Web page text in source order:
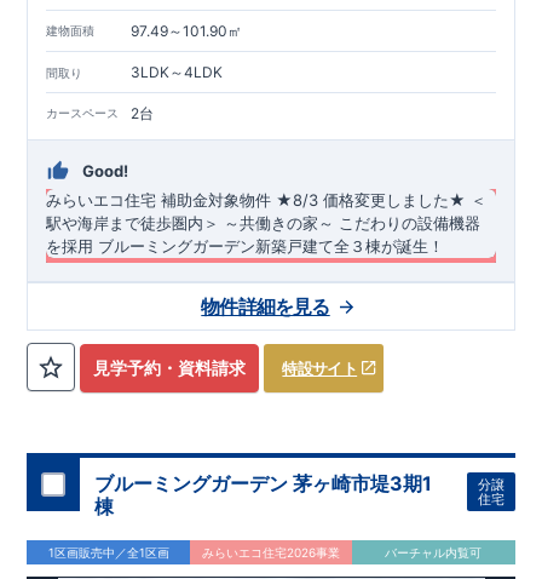
建物面積 97.49～101.90㎡
間取り 3LDK～4LDK
カースペース 2台
Good!
みらいエコ住宅 補助金対象物件 ★8/3 価格変更しました★ ＜
駅や海岸まで徒歩圏内＞ ​～共働きの家～
こだわりの設備機器
を採用 ブルーミングガーデン新築戸建て全３棟が誕生！
​ 完成済物件です♪ いつでもご内覧頂けます！​ ​ ​・茅ヶ崎駅
・茅ヶ崎海岸まで徒歩7分の海近くの分譲住宅です♪ ​・茅ヶ崎ヘ
ッドランドビーチまで徒歩圏で、BBQやマリンアクティビティ
こだわりの仕様を施した分譲住宅です.
↓↓↓「共働きの家 SMART PLUS 」とは↓↓↓​
https://www.e-blooming.com/feature/life-design/
​ ​◇アク
ＪＲ湘南新宿ライン・東海道線「茅ヶ崎」駅まで徒歩約23分 ま
たはバス7分、バス停「第一中学校前」まで徒歩4分 ​ ​★全棟、
◆ 周辺環境◆
【教育施設】
◎ 茅ヶ崎市立東海岸小学校 約350m（徒歩5
約1200m（徒歩16分） 【買物施設】◎ マックスバリュエクス
プレス茅ヶ崎浜須賀店約1000m（徒歩14分）◎ セブンイレ
ブン茅ヶ崎東海岸北5丁目店
約600m（徒歩8分） 【その他施
◎ 東海岸南第二公園 約100m（徒歩2分） ◎ 茅ヶ崎海岸
郵便局 約1300m（徒歩18分） ◎ 茅ヶ崎ファミリークリニッ
ク 約600m（徒歩8分）
オプション商品のご紹介
網戸（全窓）
​建物引渡日の20日前までにお申込みいただくと特
別価格 でご案内 ​お引渡し前に工事を済ませることが可能です。
住宅設備機器修理サービス
くと早割価格でご案内 ​キッチン／トイレ／バス／給湯器／洗面
化粧台／インターホン 設備機器の​15年保証サービスへの加入が
住宅性能評価 W取得(設計・建設)
■第三者機関が設計・建物検査(全四回)を実施 ■税制優遇あり
見学予約・資料請求 特設サイト
物件詳細を見る
ブルーミングガーデン 茅ヶ崎市堤3期1
棟
分譲
住宅
1区画販売中／全1区画 みらいエコ住宅2026事業 バーチャル内覧可